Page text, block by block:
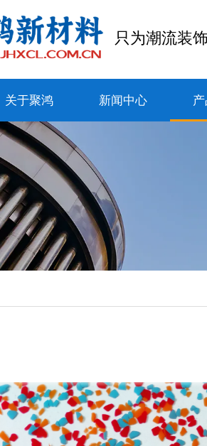
只为潮流装
关于聚鸿 新闻中心